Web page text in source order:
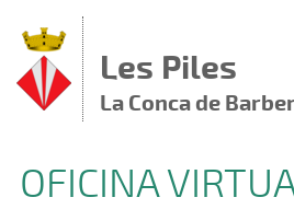
Les Piles
La Conca de
OFICINA